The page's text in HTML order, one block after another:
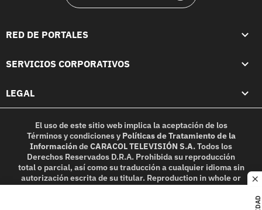
RED DE PORTALES
SERVICIOS CORPORATIVOS
LEGAL
El uso de este sitio web implica la aceptación de los
Términos y condicionesy Políticas de Tratamiento de la
InformacióndeCARACOL TELEVISIÓN S.A.Todos los
Derechos Reservados D.R.A. Prohibida su reproducción
total o parcial, así como su traducción a cualquier idioma sin
autorización escrita de su titular. Reproduction in whole or
in part, or translation without written permission is